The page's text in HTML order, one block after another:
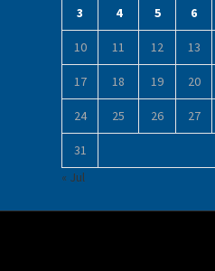
3 4 5 6
10 11 12 13
17 18 19 20
24 25 26 27
31
« Jul